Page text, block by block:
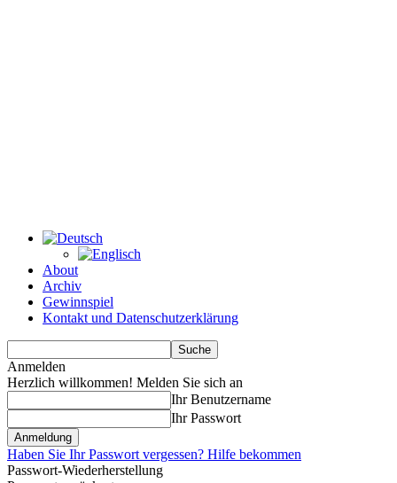
About
Archiv
Gewinnspiel
Kontakt und Datenschutzerklärung
Anmelden
Herzlich willkommen! Melden Sie sich an
Ihr Benutzername
Ihr Passwort
Haben Sie Ihr Passwort vergessen? Hilfe bekommen
Passwort-Wiederherstellung